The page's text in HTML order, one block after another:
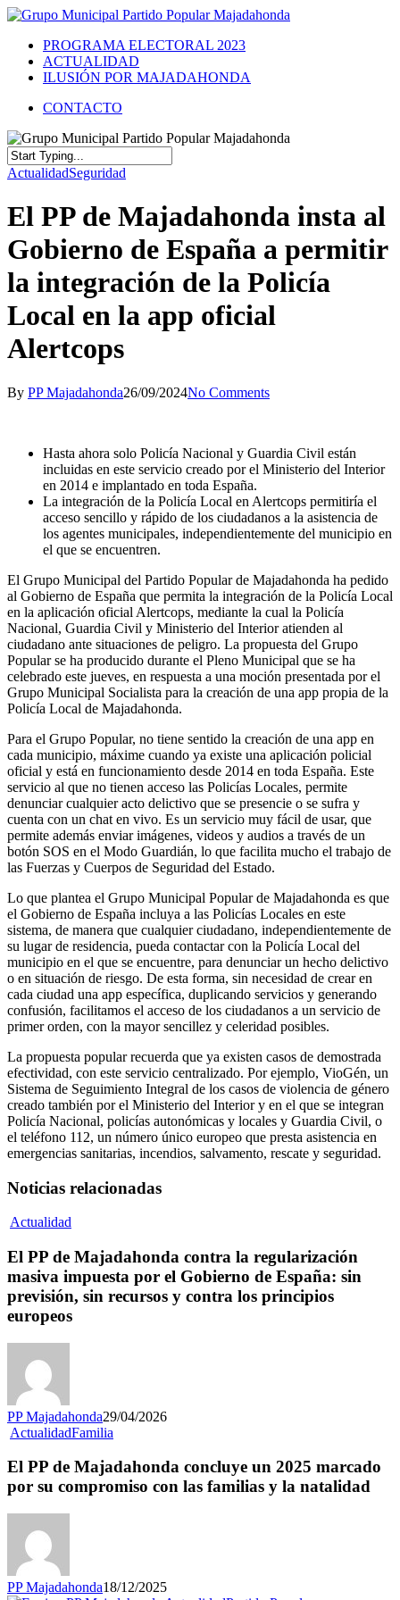
PROGRAMA ELECTORAL 2023
ACTUALIDAD
ILUSIÓN POR MAJADAHONDA
CONTACTO
ActualidadSeguridad
El PP de Majadahonda insta al
Gobierno de España a permitir
la integración de la Policía
Local en la app oficial
Alertcops
By PP Majadahonda26/09/2024No Comments
Hasta ahora solo Policía Nacional y Guardia Civil están
incluidas en este servicio creado por el Ministerio del Interior
en 2014 e implantado en toda España.
La integración de la Policía Local en Alertcops permitiría el
acceso sencillo y rápido de los ciudadanos a la asistencia de
los agentes municipales, independientemente del municipio en
el que se encuentren.
El Grupo Municipal del Partido Popular de Majadahonda ha pedido
al Gobierno de España que permita la integración de la Policía Local
en la aplicación oficial Alertcops, mediante la cual la Policía
Nacional, Guardia Civil y Ministerio del Interior atienden al
ciudadano ante situaciones de peligro. La propuesta del Grupo
Popular se ha producido durante el Pleno Municipal que se ha
celebrado este jueves, en respuesta a una moción presentada por el
Grupo Municipal Socialista para la creación de una app propia de la
Policía Local de Majadahonda.
Para el Grupo Popular, no tiene sentido la creación de una app en
cada municipio, máxime cuando ya existe una aplicación policial
oficial y está en funcionamiento desde 2014 en toda España. Este
servicio al que no tienen acceso las Policías Locales, permite
denunciar cualquier acto delictivo que se presencie o se sufra y
cuenta con un chat en vivo. Es un servicio muy fácil de usar, que
permite además enviar imágenes, videos y audios a través de un
botón SOS en el Modo Guardián, lo que facilita mucho el trabajo de
las Fuerzas y Cuerpos de Seguridad del Estado.
Lo que plantea el Grupo Municipal Popular de Majadahonda es que
el Gobierno de España incluya a las Policías Locales en este
sistema, de manera que cualquier ciudadano, independientemente de
su lugar de residencia, pueda contactar con la Policía Local del
municipio en el que se encuentre, para denunciar un hecho delictivo
o en situación de riesgo. De esta forma, sin necesidad de crear en
cada ciudad una app específica, duplicando servicios y generando
confusión, facilitamos el acceso de los ciudadanos a un servicio de
primer orden, con la mayor sencillez y celeridad posibles.
La propuesta popular recuerda que ya existen casos de demostrada
efectividad, con este servicio centralizado. Por ejemplo, VioGén, un
Sistema de Seguimiento Integral de los casos de violencia de género
creado también por el Ministerio del Interior y en el que se integran
Policía Nacional, policías autonómicas y locales y Guardia Civil, o
el teléfono 112, un número único europeo que presta asistencia en
emergencias sanitarias, incendios, salvamento, rescate y seguridad.
Noticias relacionadas
Actualidad
El PP de Majadahonda contra la regularización
masiva impuesta por el Gobierno de España: sin
previsión, sin recursos y contra los principios
europeos
PP Majadahonda29/04/2026
ActualidadFamilia
El PP de Majadahonda concluye un 2025 marcado
por su compromiso con las familias y la natalidad
PP Majadahonda18/12/2025